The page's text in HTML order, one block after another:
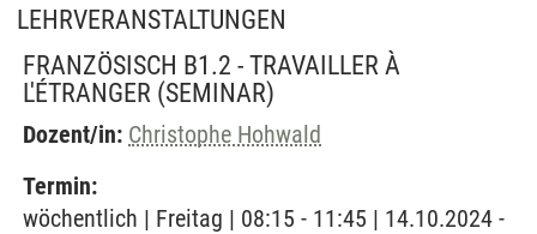
LEHRVERANSTALTUNGEN
FRANZÖSISCH B1.2 - TRAVAILLER À
L'ÉTRANGER (SEMINAR)
Dozent/in: Christophe Hohwald
Termin:
wöchentlich | Freitag | 08:15 - 11:45 | 14.10.2024 -